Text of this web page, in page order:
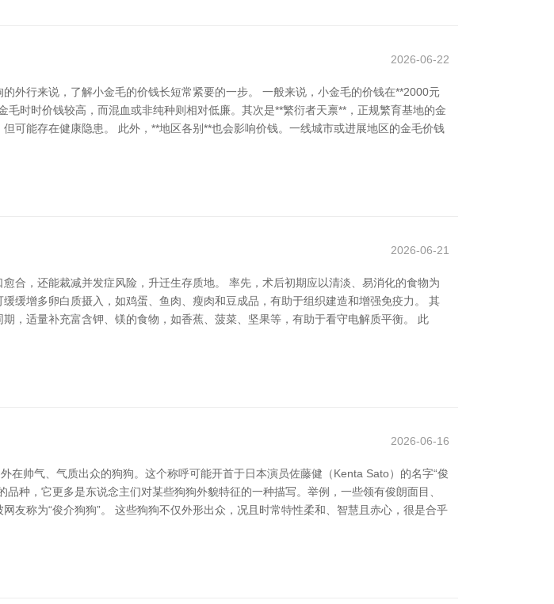
2026-06-22
外行来说，了解小金毛的价钱长短常紧要的一步。 一般来说，小金毛的价钱在**2000元
时时价钱较高，而混血或非纯种则相对低廉。其次是**繁衍者天禀**，正规繁育基地的金
可能存在健康隐患。 此外，**地区各别**也会影响价钱。一线城市或进展地区的金毛价钱
2026-06-21
合，还能裁减并发症风险，升迁生存质地。 率先，术后初期应以清淡、易消化的食物为
缓增多卵白质摄入，如鸡蛋、鱼肉、瘦肉和豆成品，有助于组织建造和增强免疫力。 其
，适量补充富含钾、镁的食物，如香蕉、菠菜、坚果等，有助于看守电解质平衡。 此
2026-06-16
在帅气、气质出众的狗狗。这个称呼可能开首于日本演员佐藤健（Kenta Sato）的名字“俊
种，它更多是东说念主们对某些狗狗外貌特征的一种描写。举例，一些领有俊朗面目、
友称为“俊介狗狗”。 这些狗狗不仅外形出众，况且时常特性柔和、智慧且赤心，很是合乎